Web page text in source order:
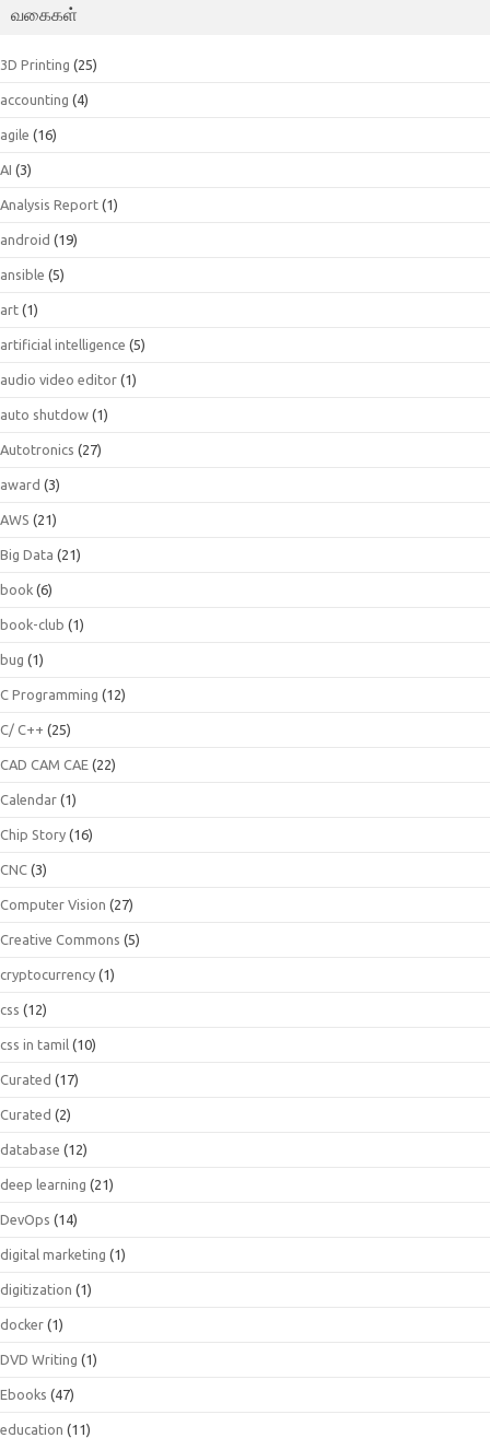
வகைகள்
3D Printing (25)
accounting (4)
agile (16)
AI (3)
Analysis Report (1)
android (19)
ansible (5)
art (1)
artificial intelligence (5)
audio video editor (1)
auto shutdow (1)
Autotronics (27)
award (3)
AWS (21)
Big Data (21)
book (6)
book-club (1)
bug (1)
C Programming (12)
C/ C++ (25)
CAD CAM CAE (22)
Calendar (1)
Chip Story (16)
CNC (3)
Computer Vision (27)
Creative Commons (5)
cryptocurrency (1)
css (12)
css in tamil (10)
Curated (17)
Curated (2)
database (12)
deep learning (21)
DevOps (14)
digital marketing (1)
digitization (1)
docker (1)
DVD Writing (1)
Ebooks (47)
education (11)